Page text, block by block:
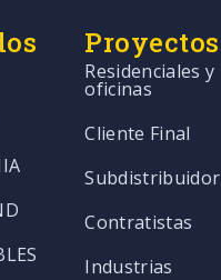
Proyectos
Residenciales y
oficinas
Cliente Final
Subdistribuidor
Contratistas
Industrias